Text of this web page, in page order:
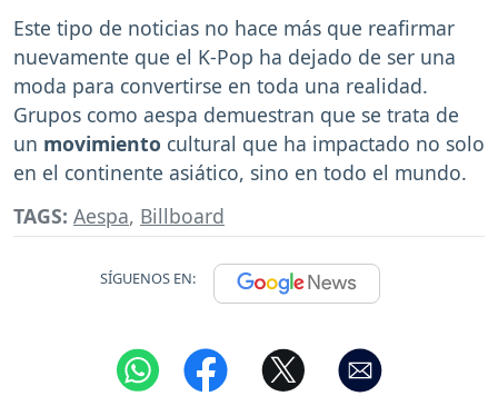
Este tipo de noticias no hace más que reafirmar
nuevamente que el K-Pop ha dejado de ser una
moda para convertirse en toda una realidad.
Grupos como aespa demuestran que se trata de
un movimiento cultural que ha impactado no solo
en el continente asiático, sino en todo el mundo.
TAGS: Aespa, Billboard
SÍGUENOS EN: